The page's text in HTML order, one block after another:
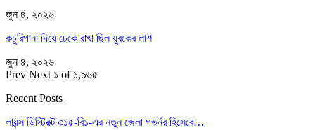
জুন ৪, ২০২৬
কচুরিপানা দিয়ে ঢেকে রাখা ছিল যুবকের লাশ
জুন ৪, ২০২৬
Prev Next ১ of ১,৯৬৫
Recent Posts
লায়ন্স ডিস্ট্রিক্ট ৩১৫-বি১-এর নতুন জেলা গভর্নর হিসেবে…